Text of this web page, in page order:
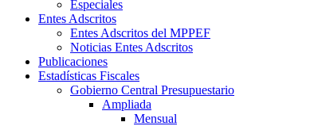
Especiales
Entes Adscritos
Entes Adscritos del MPPEF
Noticias Entes Adscritos
Publicaciones
Estadísticas Fiscales
Gobierno Central Presupuestario
Ampliada
Mensual